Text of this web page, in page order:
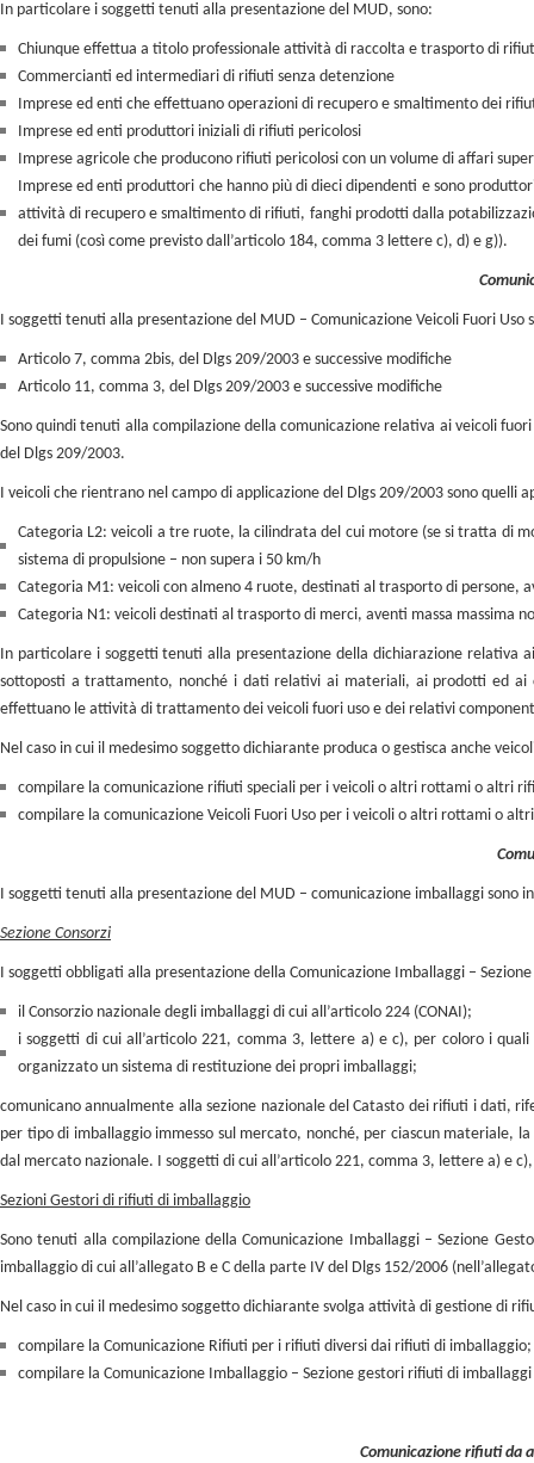
In particolare i soggetti tenuti alla presentazione del MUD, sono:
Chiunque effettua a titolo professionale attività di raccolta e trasporto di
Commercianti ed intermediari di rifiuti senza detenzione
Imprese ed enti che effettuano operazioni di recupero e smaltimento dei
Imprese ed enti produttori iniziali di rifiuti pericolosi
Imprese agricole che producono rifiuti pericolosi con un volume di affari
Imprese ed enti produttori che hanno più di dieci dipendenti e sono
attività di recupero e smaltimento di rifiuti, fanghi prodotti dalla
dei fumi (così come previsto dall’articolo 184, comma 3 lettere c), d) e g)).
I soggetti tenuti alla presentazione del MUD – Comunicazione Veicoli Fuori
Articolo 7, comma 2bis, del Dlgs 209/2003 e successive modifiche
Articolo 11, comma 3, del Dlgs 209/2003 e successive modifiche
Sono quindi tenuti alla compilazione della comunicazione relativa ai veicoli
del Dlgs 209/2003.
I veicoli che rientrano nel campo di applicazione del Dlgs 209/2003 sono quelli
Categoria L2: veicoli a tre ruote, la cilindrata del cui motore (se si tratta di
sistema di propulsione – non supera i 50 km/h
Categoria M1: veicoli con almeno 4 ruote, destinati al trasporto di persone,
Categoria N1: veicoli destinati al trasporto di merci, aventi massa massima
In particolare i soggetti tenuti alla presentazione della dichiarazione
sottoposti a trattamento, nonché i dati relativi ai materiali, ai prodotti ed
effettuano le attività di trattamento dei veicoli fuori uso e dei relativi
Nel caso in cui il medesimo soggetto dichiarante produca o gestisca anche
compilare la comunicazione rifiuti speciali per i veicoli o altri rottami o altri
compilare la comunicazione Veicoli Fuori Uso per i veicoli o altri rottami o
I soggetti tenuti alla presentazione del MUD – comunicazione imballaggi sono
Sezione Consorzi
I soggetti obbligati alla presentazione della Comunicazione Imballaggi –
il Consorzio nazionale degli imballaggi di cui all’articolo 224 (CONAI);
i soggetti di cui all’articolo 221, comma 3, lettere a) e c), per coloro i
organizzato un sistema di restituzione dei propri imballaggi;
comunicano annualmente alla sezione nazionale del Catasto dei rifiuti i dati,
per tipo di imballaggio immesso sul mercato, nonché, per ciascun
dal mercato nazionale. I soggetti di cui all’articolo 221, comma 3, lettere a) e
Sezioni Gestori di rifiuti di imballaggio
Sono tenuti alla compilazione della Comunicazione Imballaggi – Sezione
imballaggio di cui all’allegato B e C della parte IV del Dlgs 152/2006
Nel caso in cui il medesimo soggetto dichiarante svolga attività di gestione di
compilare la Comunicazione Rifiuti per i rifiuti diversi dai rifiuti di imballaggio;
compilare la Comunicazione Imballaggio – Sezione gestori rifiuti di
Comunicazione rifiuti da